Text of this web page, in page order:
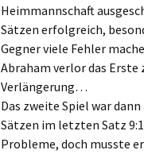
Heimmannschaft
Sätzen erfolgreich,
Gegner viele Fehler
Abraham verlor das Erste
Verlängerung…
Das zweite Spiel war
Sätzen im letzten Satz
Probleme, doch musste